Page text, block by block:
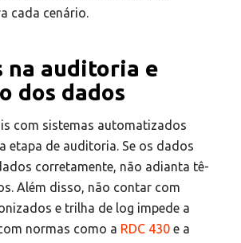
cada cenário.
na auditoria e
dos dados
com sistemas automatizados
etapa de auditoria. Se os dados
corretamente, não adianta tê-
Além disso, não contar com
e trilha de log impede a
normas como a RDC 430e a